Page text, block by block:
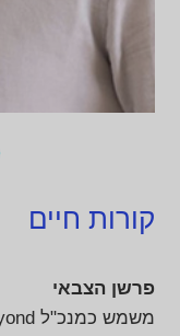
קורות חיים
פרשן הצבאי